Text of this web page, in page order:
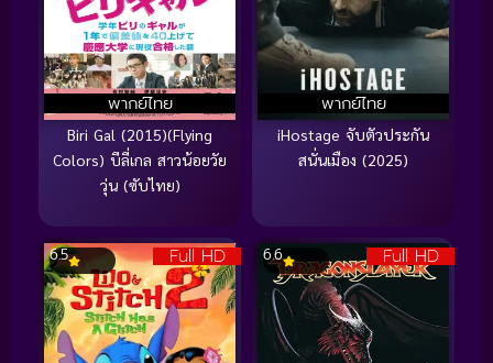
พากย์ไทย
Biri Gal (2015)(Flying
Colors) บีลี่เกล สาวน้อยวัย
วุ่น (ซับไทย)
พากย์ไทย
iHostage จับตัวประกัน
สนั่นเมือง (2025)
Full HD
6.5 Full HD
6.6